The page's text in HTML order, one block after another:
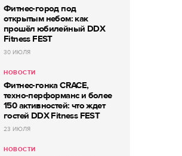
Фитнес-город под
открытым небом: как
прошёл юбилейный DDX
Fitness FEST
30 ИЮЛЯ
НОВОСТИ
Фитнес-гонка CRACE,
техно-перформанс и более
150 активностей: что ждет
гостей DDX Fitness FEST
23 ИЮЛЯ
НОВОСТИ